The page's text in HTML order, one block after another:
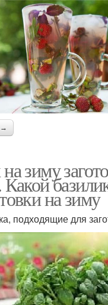
→
зиму
Какой
на зиму
подходящие для